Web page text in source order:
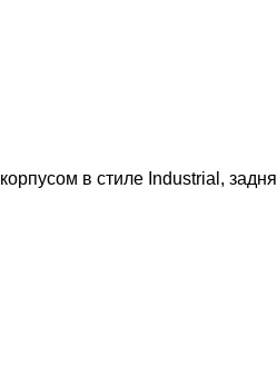
в стиле Industrial,